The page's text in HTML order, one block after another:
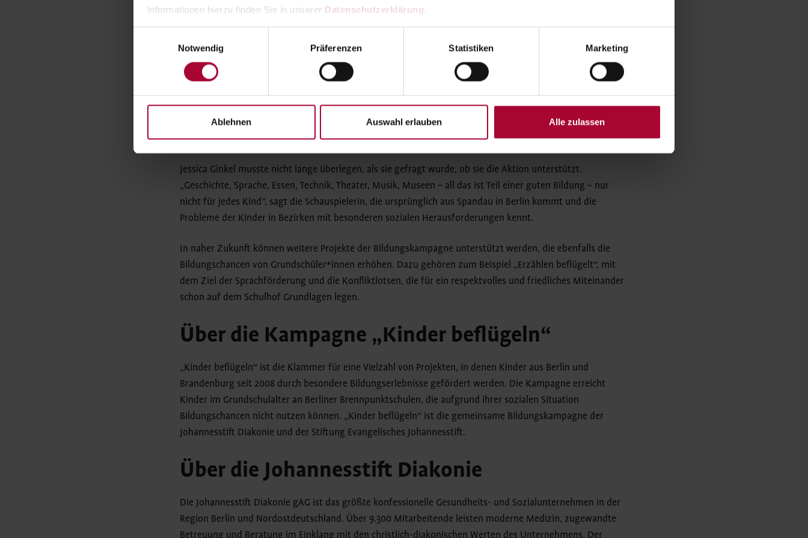
Informationen hierzu finden Sie in unserer Datenschutzerklärung
Notwendig
Präferenzen Statistiken Marketing
Ablehnen Auswahl erlauben Alle zulassen
bittet die Bildungskampagne jetzt auf
www.betterplace.org
erwachsenen KulturPiloten, die die Kinder auf ihren Forschungsreisen begleiten und sie pädagogisch
anleiten. Im Januar 2022 soll es für 90 neue KulturPiloten losgehen.
Schauspielerin Jessica Ginkel unterstützt die
Spendenkampagne
Jessica Ginkel musste nicht lange überlegen, als sie gefragt wurde, ob sie die Aktion unterstützt.
„Geschichte, Sprache, Essen, Technik, Theater, Musik, Museen – all das ist Teil einer guten Bildung – nur
nicht für jedes Kind”, sagt die Schauspielerin, die ursprünglich aus Spandau in Berlin kommt und die
Probleme der Kinder in Bezirken mit besonderen sozialen Herausforderungen kennt.
In naher Zukunft können weitere Projekte der Bildungskampagne unterstützt werden, die ebenfalls die
Bildungschancen von Grundschüler*innen erhöhen. Dazu gehören zum Beispiel „Erzählen beflügelt“, mit
dem Ziel der Sprachförderung und die Konfliktlotsen, die für ein respektvolles und friedliches Miteinander
schon auf dem Schulhof Grundlagen legen.
Über die Kampagne „Kinder beflügeln“
„Kinder beflügeln“ ist die Klammer für eine Vielzahl von Projekten, in denen Kinder aus Berlin und
Brandenburg seit 2008 durch besondere Bildungserlebnisse gefördert werden. Die Kampagne erreicht
Kinder im Grundschulalter an Berliner Brennpunktschulen, die aufgrund ihrer sozialen Situation
Bildungschancen nicht nutzen können. „Kinder beflügeln“ ist die gemeinsame Bildungskampagne der
Johannesstift Diakonie und der Stiftung Evangelisches Johannesstift.
Über die Johannesstift Diakonie
Die Johannesstift Diakonie gAG ist das größte konfessionelle Gesundheits- und Sozialunternehmen in der
Region Berlin und Nordostdeutschland. Über 9.300 Mitarbeitende leisten moderne Medizin, zugewandte
Betreuung und Beratung im Einklang mit den christlich-diakonischen Werten des Unternehmens. Der